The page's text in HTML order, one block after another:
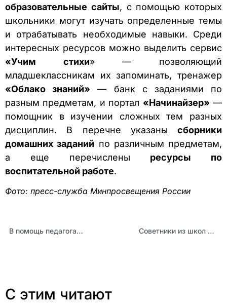
образовательные сайты, с помощью которых
школьники могут изучать определенные темы
и отрабатывать необходимые навыки. Среди
интересных ресурсов можно выделить сервис
«Учим стихи» — позволяющий
младшеклассникам их запоминать, тренажер
«Облако знаний» — банк с заданиями по
разным предметам, и портал «Начинайзер» —
помощник в изучении сложных тем разных
дисциплин. В перечне указаны сборники
домашних заданий по различным предметам,
а еще перечислены ресурсы по
воспитательной работе.
Фото: пресс-служба Минпросвещения России
В помощь педагогам: вебинар «Актуализация программы воспитания для общеобразовательных организаций» Советники из школ края приступили к реализации федерального проекта «Навигаторы детства»
С этим читают